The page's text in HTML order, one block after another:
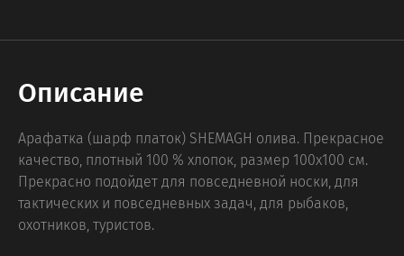
Описание
Арафатка (шарф платок) SHEMAGH олива. Прекрасное
качество, плотный 100 % хлопок, размер 100х100 см.
Прекрасно подойдет для повседневной носки, для
тактических и повседневных задач, для рыбаков,
охотников, туристов.